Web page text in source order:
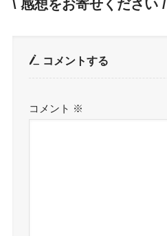
\ 感想をお寄せください /
コメントする
コメント ※